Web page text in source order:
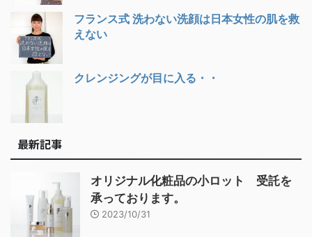
フランス式 洗わない洗顔は日本女性の肌を救
えない
クレンジングが目に入る・・
最新記事
オリジナル化粧品の小ロット 受託を
承っております。
2023/10/31